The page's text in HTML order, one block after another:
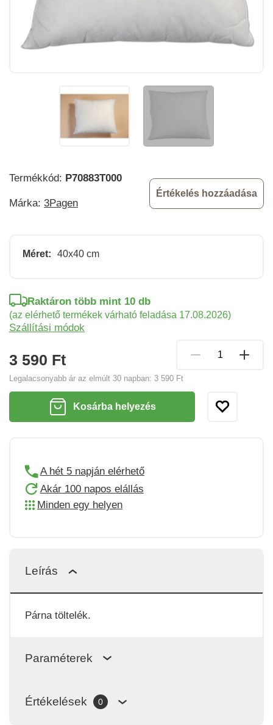
Termékkód: P70883T000
Márka: 3Pagen
Értékelés hozzáadása
Méret: 40x40 cm
3 590 Ft
Legalacsonyabb ár az elmúlt 30 napban: 3 590 Ft
Raktáron több mint 10 db
(az elérhető termékek várható feladása 17.08.2026)
Szállítási módok
Kosárba helyezés
A hét 5 napján elérhető
Akár 100 napos elállás
Minden egy helyen
Leírás
Párna töltelék.
Paraméterek
Értékelések 0